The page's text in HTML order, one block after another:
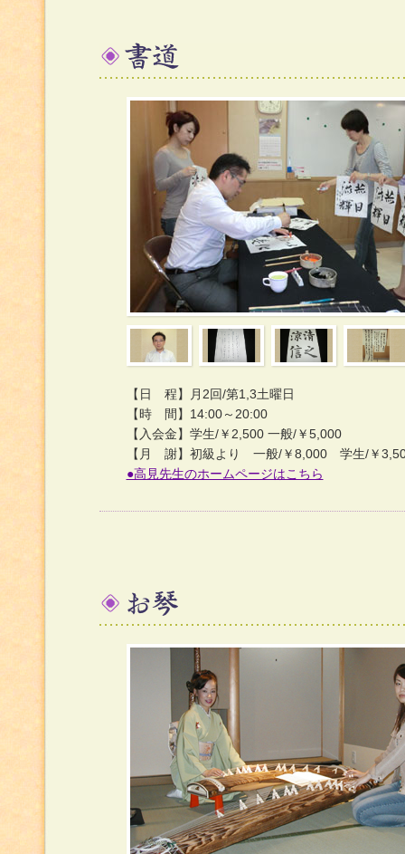
【日 程】月2回/第1,3土曜日
【時 間】14:00～20:00
【入会金】学生/￥2,500 一般/￥5,000
【月 謝】初級より 一般/￥8,000 学生/￥
●高見先生のホームページはこちら